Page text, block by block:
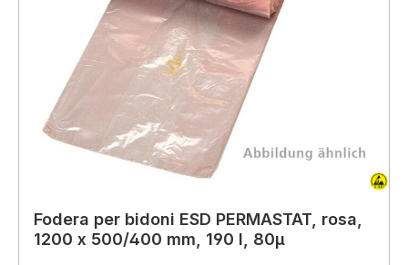
Fodera per bidoni ESD PERMASTAT, rosa,
1200 x 500/400 mm, 190 l, 80µ